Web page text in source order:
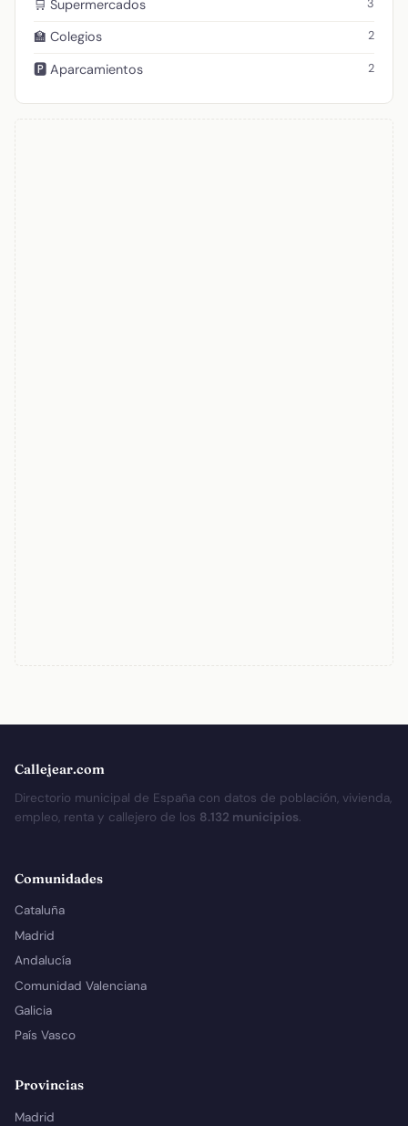
🛒 Supermercados 3
🏫 Colegios 2
🅿️ Aparcamientos 2
Callejear.com
Directorio municipal de España con datos de población, vivienda,
empleo, renta y callejero de los 8.132 municipios.
Comunidades
Cataluña
Madrid
Andalucía
Comunidad Valenciana
Galicia
País Vasco
Provincias
Madrid